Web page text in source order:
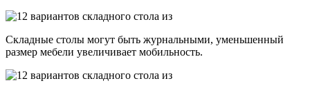
Складные столы могут быть журнальными, уменьшенный
размер мебели увеличивает мобильность.